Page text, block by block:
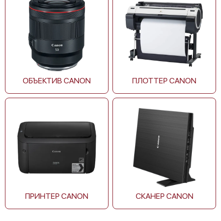
Canon XF405
Canon XF400
ОБЪЕКТИВ CANON ПЛОТТЕР CANON
ПРИНТЕР CANON СКАНЕР CANON